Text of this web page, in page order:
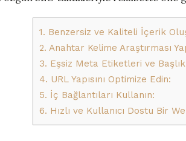
1. Benzersiz ve Kaliteli İçerik
2. Anahtar Kelime Araştırması
3. Eşsiz Meta Etiketleri ve
4. URL Yapısını Optimize Edin:
5. İç Bağlantıları Kullanın:
6. Hızlı ve Kullanıcı Dostu Bir